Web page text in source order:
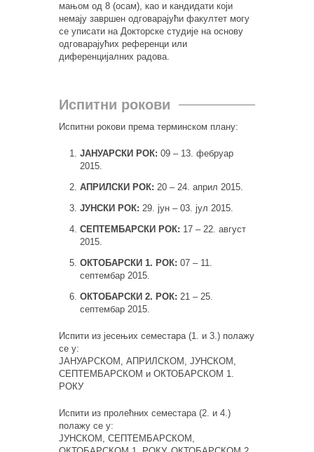
мањом од 8 (осам), као и кандидати који
немају завршен одговарајући факултет могу
се уписати на Докторске студије на основу
одговарајућих референци или
диференцијалних радова.
Испитни рокови
Испитни рокови према терминском плану:
ЈАНУАРСКИ РОК: 09 – 13. фебруар
2015.
АПРИЛСКИ РОК: 20 – 24. април 2015.
ЈУНСКИ РОК: 29. јун – 03. јул 2015.
СЕПТЕМБАРСКИ РОК: 17 – 22. август
2015.
ОКТОБАРСКИ 1. РОК: 07 – 11.
септембар 2015.
ОКТОБАРСКИ 2. РОК: 21 – 25.
септембар 2015.
Испити из јесењих семестара (1. и 3.) полажу
се у:
ЈАНУАРСКОМ, АПРИЛСКОМ, ЈУНСКОМ,
СЕПТЕМБАРСКОМ и ОКТОБАРСКОМ 1.
РОКУ
Испити из пролећних семестара (2. и 4.)
полажу се у:
ЈУНСКОМ, СЕПТЕМБАРСКОМ,